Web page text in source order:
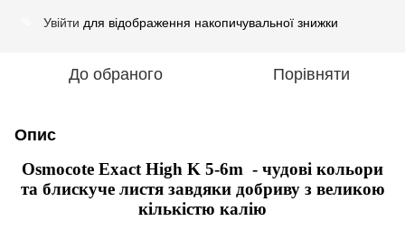
Увійти для відображення накопичувальної знижки
До обраного Порівняти
Опис
Osmocote Exact High K 5-6m - чудові кольори
та блискуче листя завдяки добриву з великою
кількістю калію